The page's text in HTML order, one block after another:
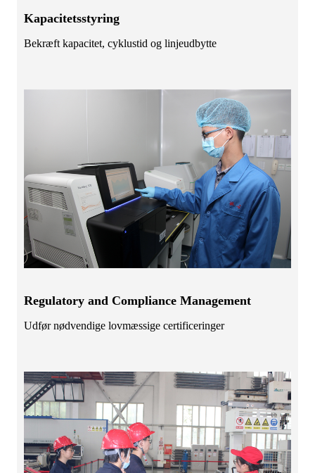
Kapacitetsstyring
Bekræft kapacitet, cyklustid og linjeudbytte
Regulatory and Compliance Management
Udfør nødvendige lovmæssige certificeringer